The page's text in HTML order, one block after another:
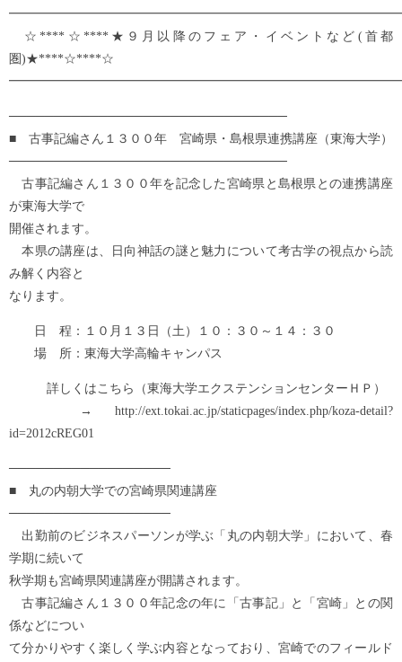
☆****☆****★９月以降のフェア・イベントなど(首都
圏)★****☆****☆
───────────────────────────────
■ 古事記編さん１３００年 宮崎県・島根県連携講座（東海大学）
───────────────────────────────
古事記編さん１３００年を記念した宮崎県と島根県との連携講座
が東海大学で
開催されます。
本県の講座は、日向神話の謎と魅力について考古学の視点から読
み解く内容と
なります。
日 程：１０月１３日（土）１０：３０～１４：３０
場 所：東海大学高輪キャンパス
詳しくはこちら（東海大学エクステンションセンターＨＰ）
→ http://ext.tokai.ac.jp/staticpages/index.php/koza-detail?
id=2012cREG01
──────────────────
■ 丸の内朝大学での宮崎県関連講座
──────────────────
出勤前のビジネスパーソンが学ぶ「丸の内朝大学」において、春
学期に続いて
秋学期も宮崎県関連講座が開講されます。
古事記編さん１３００年記念の年に「古事記」と「宮崎」との関
係などについ
て分かりやすく楽しく学ぶ内容となっており、宮崎でのフィールド